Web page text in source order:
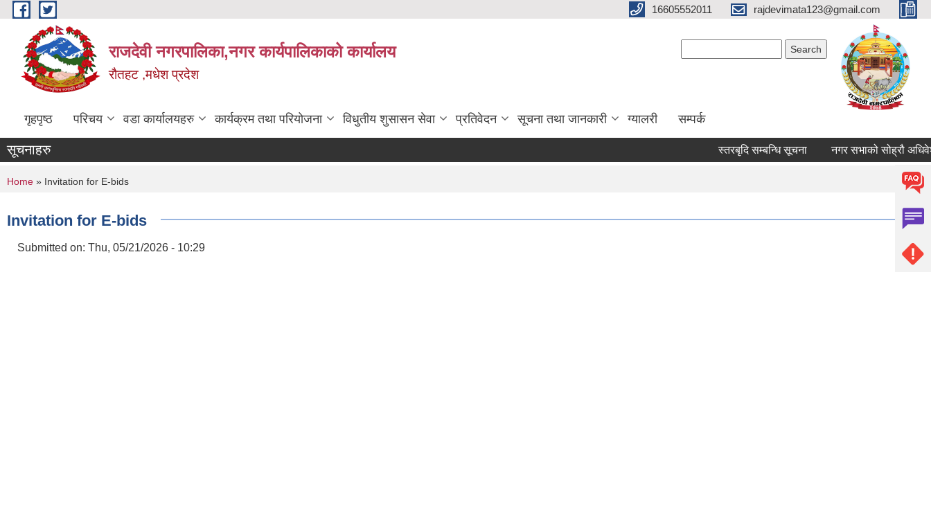
Skip to main content 16605552011 rajdevimata123@gmail.com
राजदेवी नगरपालिका,नगर कार्यपालिकाको कार्यालय
रौतहट ,मधेश प्रदेश
गृहपृष्ठ परिचय वडा कार्यालयहरु कार्यक्रम तथा परियोजना विधुतीय शुसासन सेवा प्रतिवेदन सूचना तथा जानकारी ग्यालरी सम्पर्क
सूचनाहरु स्तरबृदि सम्बन्धि सूचना नगर सभाको सोह्रौ
You are here
Home » Invitation for E-bids
Invitation for E-bids
Submitted on: Thu, 05/21/2026 - 10:29